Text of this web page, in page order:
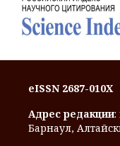
eISSN 2687-010X
Адрес редакции:
Барнаул,